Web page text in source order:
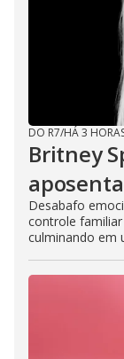
DO R7/HÁ 3
Britney
Desabafo
controle
culminando em